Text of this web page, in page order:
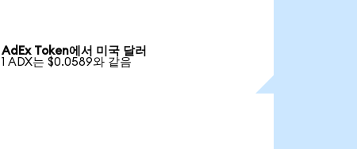
AdEx Token에서 미국 달러
1 ADX는 $0.0589와 같음